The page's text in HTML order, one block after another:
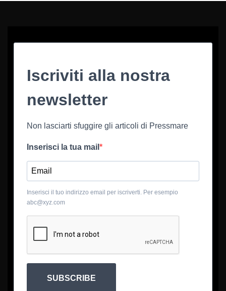
Iscriviti alla nostra
newsletter
Non lasciarti sfuggire gli articoli di Pressmare
Inserisci la tua mail
Inserisci il tuo indirizzo email per iscriverti. Per esempio
abc@xyz.com
SUBSCRIBE